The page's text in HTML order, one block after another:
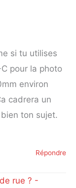
si tu utilises
pour la photo
environ
cadrera un
ton sujet.
Répondre
rue ? -